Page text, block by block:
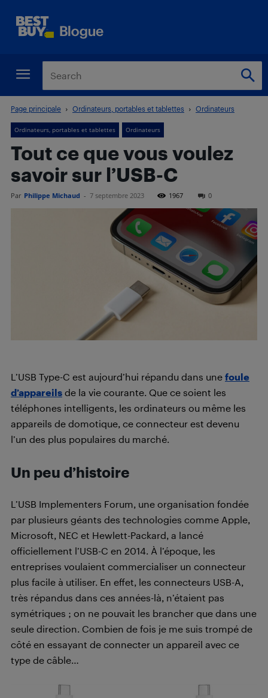
Page principale Ordinateurs, portables et tablettes Ordinateurs
Ordinateurs, portables et tablettes Ordinateurs
Tout ce que vous voulez
savoir sur l’USB-C
Par Philippe Michaud - 7 septembre 2023 1967 0
L’USB Type-C est aujourd’hui répandu dans une foule
d’appareils de la vie courante. Que ce soient les
téléphones intelligents, les ordinateurs ou même les
appareils de domotique, ce connecteur est devenu
l’un des plus populaires du marché.
Un peu d’histoire
L’USB Implementers Forum, une organisation fondée
par plusieurs géants des technologies comme Apple,
Microsoft, NEC et Hewlett-Packard, a lancé
officiellement l’USB-C en 2014. À l’époque, les
entreprises voulaient commercialiser un connecteur
plus facile à utiliser. En effet, les connecteurs USB-A,
très répandus dans ces années-là, n’étaient pas
symétriques ; on ne pouvait les brancher que dans une
seule direction. Combien de fois je me suis trompé de
côté en essayant de connecter un appareil avec ce
type de câble…